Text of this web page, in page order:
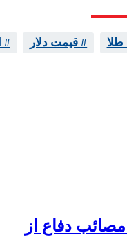
# قیمت دلار #
دفاع از